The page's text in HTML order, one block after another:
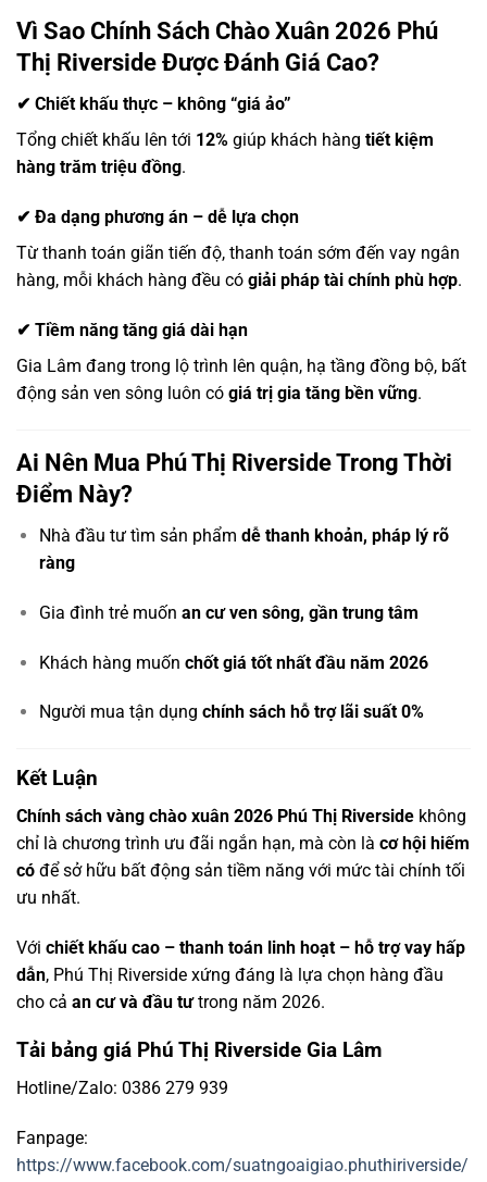
Vì Sao Chính Sách Chào Xuân 2026 Phú
Thị Riverside Được Đánh Giá Cao?
✔ Chiết khấu thực – không “giá ảo”
Tổng chiết khấu lên tới 12% giúp khách hàng tiết kiệm
hàng trăm triệu đồng.
✔ Đa dạng phương án – dễ lựa chọn
Từ thanh toán giãn tiến độ, thanh toán sớm đến vay ngân
hàng, mỗi khách hàng đều có giải pháp tài chính phù hợp.
✔ Tiềm năng tăng giá dài hạn
Gia Lâm đang trong lộ trình lên quận, hạ tầng đồng bộ, bất
động sản ven sông luôn có giá trị gia tăng bền vững.
Ai Nên Mua Phú Thị Riverside Trong Thời
Điểm Này?
Nhà đầu tư tìm sản phẩm dễ thanh khoản, pháp lý rõ
ràng
Gia đình trẻ muốn an cư ven sông, gần trung tâm
Khách hàng muốn chốt giá tốt nhất đầu năm 2026
Người mua tận dụng chính sách hỗ trợ lãi suất 0%
Kết Luận
Chính sách vàng chào xuân 2026 Phú Thị Riverside không
chỉ là chương trình ưu đãi ngắn hạn, mà còn là cơ hội hiếm
có để sở hữu bất động sản tiềm năng với mức tài chính tối
ưu nhất.
Với chiết khấu cao – thanh toán linh hoạt – hỗ trợ vay hấp
dẫn, Phú Thị Riverside xứng đáng là lựa chọn hàng đầu
cho cả an cư và đầu tưtrong năm 2026.
Tải bảng giá Phú Thị Riverside Gia Lâm
Hotline/Zalo: 0386 279 939
Fanpage:
https://www.facebook.com/suatngoaigiao.phuthiriverside/